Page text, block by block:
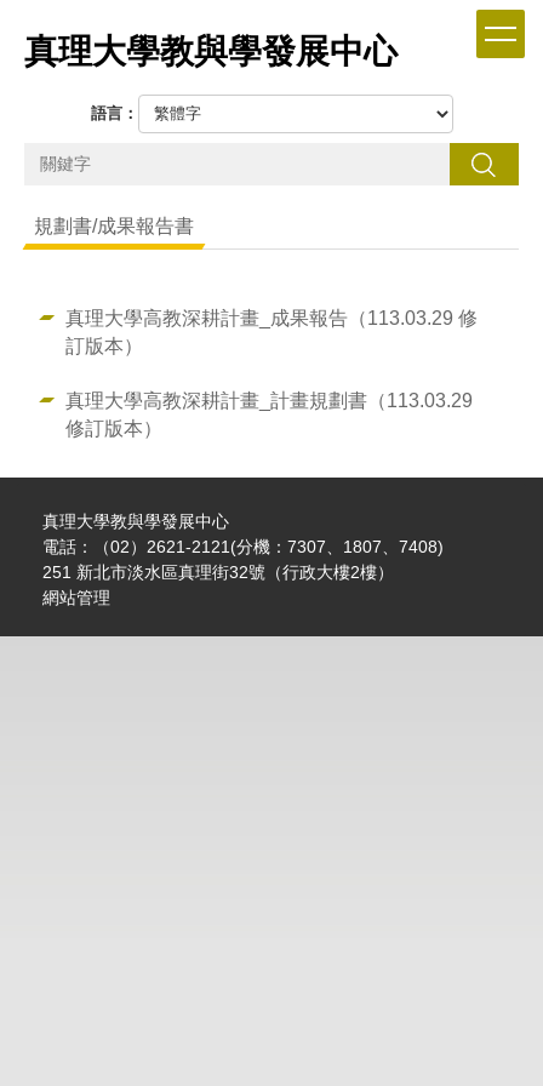
到
主真理大學教與學發展中心
語言：
搜尋
規劃書/成果報告書
真理大學高教深耕計畫_成果報告（113.03.29 修
訂版本）
真理大學高教深耕計畫_計畫規劃書（113.03.29
修訂版本）
真理大學教與學發展中心
電話：（02）2621-2121(分機：7307、1807、7408)
251 新北市淡水區真理街32號（行政大樓2樓）
網站管理